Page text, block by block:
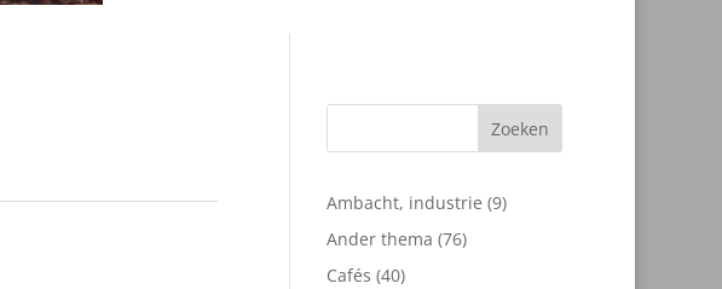
Zoeken
Ambacht, industrie 99
Ander thema 7676
Cafés 4040